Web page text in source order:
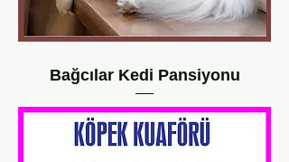
Bağcılar Kedi Pansiyonu